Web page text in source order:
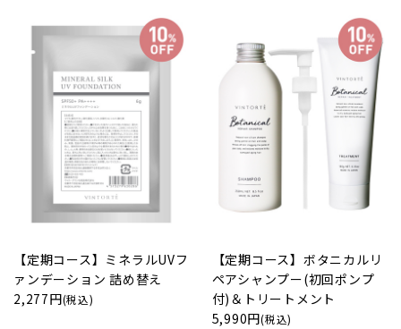
【定期コース】ミネラルUVフ
ァンデーション 詰め替え
2,277円(税込)
【定期コース】ボタニカルリ
ペアシャンプー(初回ポンプ
付)＆トリートメント
5,990円(税込)